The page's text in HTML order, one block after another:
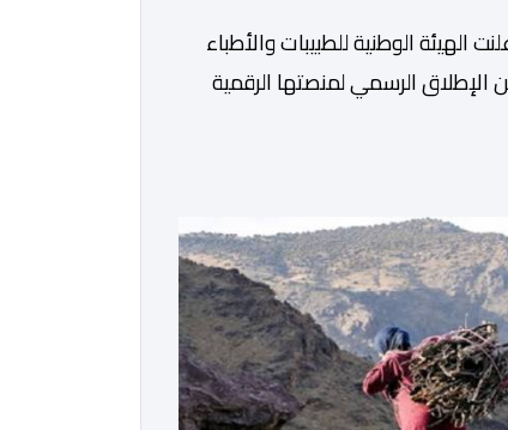
الهيئة الوطنية للطبيبات والأطباء
الإطلاق الرسمي لمنصتها الرقمية
الأطباء والمجالس الجهوية للهيئة إلى
الهيئة الوطنية. وذكر بلاغ للهيئة أن
المنصة، التي تم إطلاقها في إطار
الرامية إلى التحديث والتحول
تشكل خطوة مهمة في […]